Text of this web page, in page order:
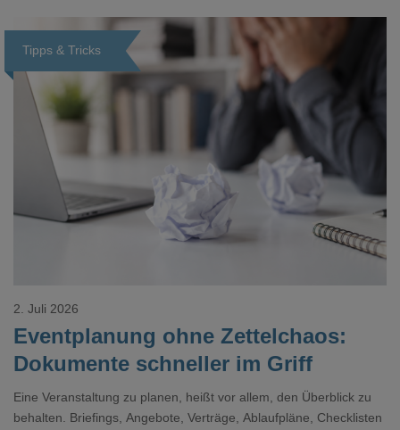
Tipps & Tricks
Loading...
Eventplanung ohne Zettelchaos:
Dokumente schneller im Griff
2. Juli 2026
Eine Veranstaltung zu planen, heißt vor allem, den Überblick zu
behalten. Briefings, Angebote, Verträge, Ablaufpläne, Checklisten